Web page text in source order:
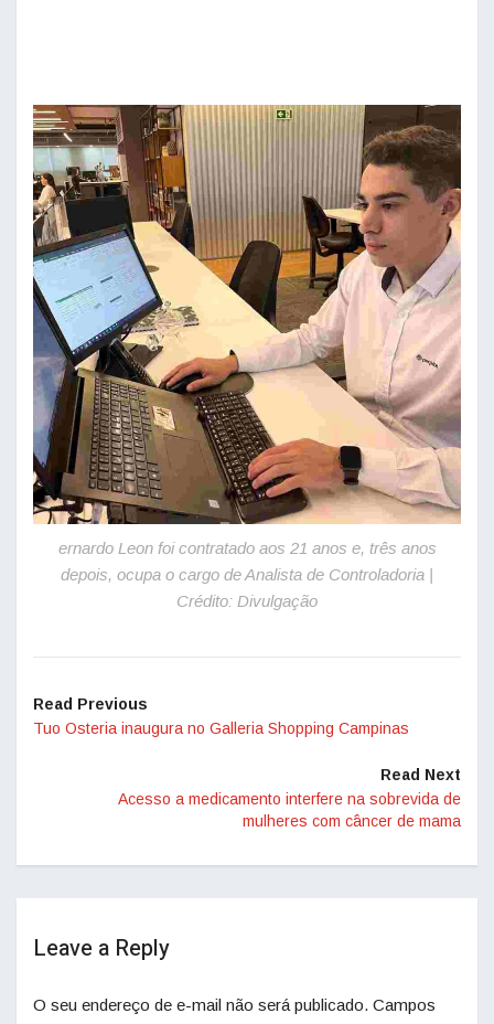
ernardo Leon foi contratado aos 21 anos e, três anos
depois, ocupa o cargo de Analista de Controladoria |
Crédito: Divulgação
Read Previous
Tuo Osteria inaugura no Galleria Shopping Campinas
Read Next
Acesso a medicamento interfere na sobrevida de
mulheres com câncer de mama
Leave a Reply
O seu endereço de e-mail não será publicado. Campos